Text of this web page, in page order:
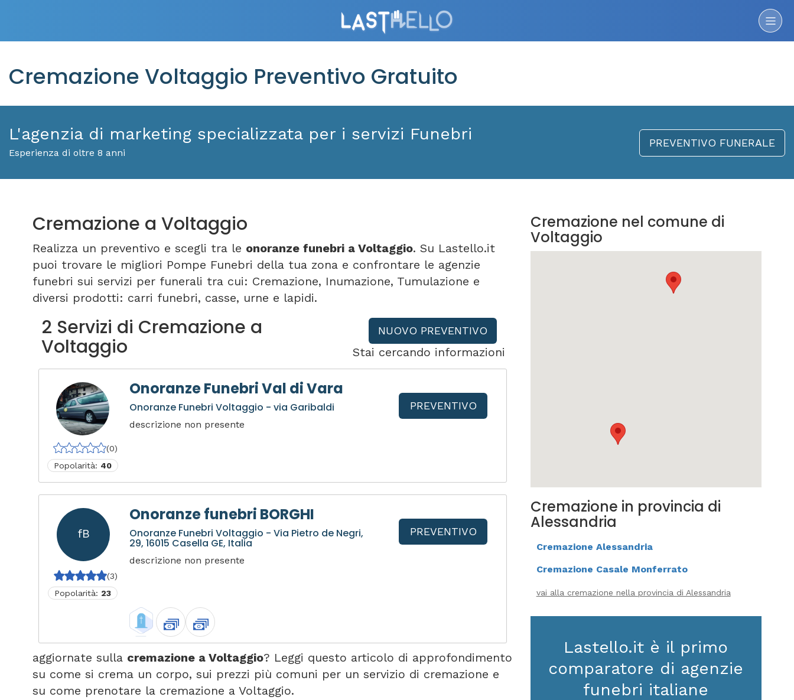
Cremazione Voltaggio Preventivo Gratuito
L'agenzia di marketing specializzata per i servizi Funebri
Esperienza di oltre 8 anni
PREVENTIVO FUNERALE
Cremazione a Voltaggio
Realizza un preventivo e scegli tra le onoranze funebri a Voltaggio. Su Lastello.it
puoi trovare le migliori Pompe Funebri della tua zona e confrontare le agenzie
funebri sui servizi per funerali tra cui: Cremazione, Inumazione, Tumulazione e
diversi prodotti: carri funebri, casse, urne e lapidi.
2 Servizi di Cremazione a
Voltaggio
NUOVO PREVENTIVO
(0)
Popolarità: 40
Onoranze Funebri Val di Vara
Onoranze Funebri Voltaggio - via Garibaldi
descrizione non presente
PREVENTIVO
fB
(3)
Popolarità: 23
Onoranze funebri BORGHI
Onoranze Funebri Voltaggio - Via Pietro de Negri,
29, 16015 Casella GE, Italia
descrizione non presente
PREVENTIVO
Stai cercando informazioni
aggiornate sulla cremazione a Voltaggio? Leggi questo articolo di approfondimento
su come si crema un corpo, sui prezzi più comuni per un servizio di cremazione e
su come prenotare la cremazione a Voltaggio.
Cremazione nel comune di
Voltaggio
Cremazione in provincia di
Alessandria
Cremazione Alessandria
Cremazione Casale Monferrato
vai alla cremazione nella provincia di Alessandria
Lastello.it è il primo
comparatore di agenzie
funebri italiane